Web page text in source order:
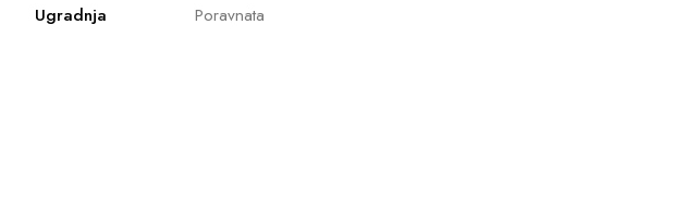
Ugradnja
Poravnata